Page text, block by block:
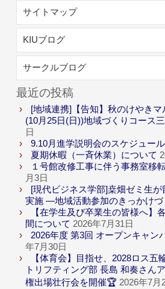
サイトマップ
KIUブログ
サークルブログ
最近の投稿
[地域連携]【告知】秋のけやき
(10月25日(日))地域づくりコース
日
9.10月進学説明会のスケジュー
夏期休暇（一斉休業）について
１号館改修工事に伴う事務室移
月3日
[現代ビジネス学部]桒畑ゼミ生
実施 ―地域活動参加のきっかけ
【在学生及び卒業生の皆様へ】
間について 2026年7月31日
2026年度 第3回 オープンキャン
年7月30日
【体育会】目指せ、2028ロス五
トリフティング部 長島 和奏さん
権出場壮行会を開催🏆 2026年7月